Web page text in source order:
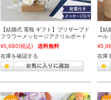
【結婚式 電報 ギフト】プリザーブド
フラワーメッセージアクリルボード
¥5,680(税込)
送料無料
在庫を確認する
【
ール
在庫